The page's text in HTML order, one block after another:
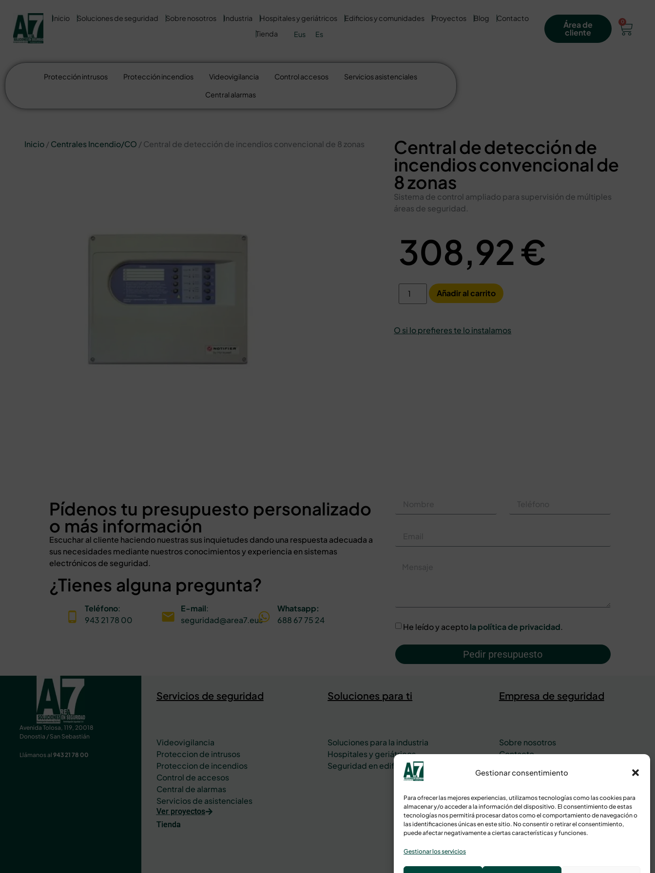
Gestionar consentimiento
Para ofrecer las mejores experiencias, utilizamos tecnologías como las cookies para
almacenar y/o acceder a la información del dispositivo. El consentimiento de estas
tecnologías nos permitirá procesar datos como el comportamiento de navegación o
las identificaciones únicas en este sitio. No consentir o retirar el consentimiento,
puede afectar negativamente a ciertas características y funciones.
Gestionar los servicios
Inicio Soluciones de seguridad Sobre nosotros Industria Hospitales y geriátricos Edificios y comunidades Proyectos Blog
Contacto
Tienda
Eus Es
Área de
cliente
0
Protección intrusos Protección incendios Videovigilancia Control accesos Servicios asistenciales
Central alarmas
Inicio/Centrales Incendio/CO / Central de detección de incendios convencional de 8 zonas
Central de detección de
incendios convencional de
8 zonas
Sistema de control ampliado para supervisión de múltiples
áreas de seguridad.
308,92€
Añadir al carrito
O si lo prefieres te lo instalamos
Pídenos tu presupuesto personalizado
o más información
Escuchar al cliente haciendo nuestras sus inquietudes dando una respuesta adecuada a
sus necesidades mediante nuestros conocimientos y experiencia en sistemas
electrónicos de seguridad.
¿Tienes alguna pregunta?
Teléfono:
943 21 78 00
E-mail:
seguridad@area7.eus
Whatsapp:
688 67 75 24
He leído y aceptola política de privacidad.
Pedir presupuesto
Avenida Tolosa, 119, 20018
Donostia / San Sebastián
Llámanos al943 21 78 00
Servicios de seguridad
Videovigilancia
Proteccion de intrusos
Proteccion de incendios
Control de accesos
Central de alarmas
Servicios de asistenciales
Ver proyectos
Tienda
Soluciones para ti
Soluciones para la industria
Hospitales y geriátricos
Seguridad en edificios y oficinas
Empresa de seguridad
Sobre nosotros
Contacto